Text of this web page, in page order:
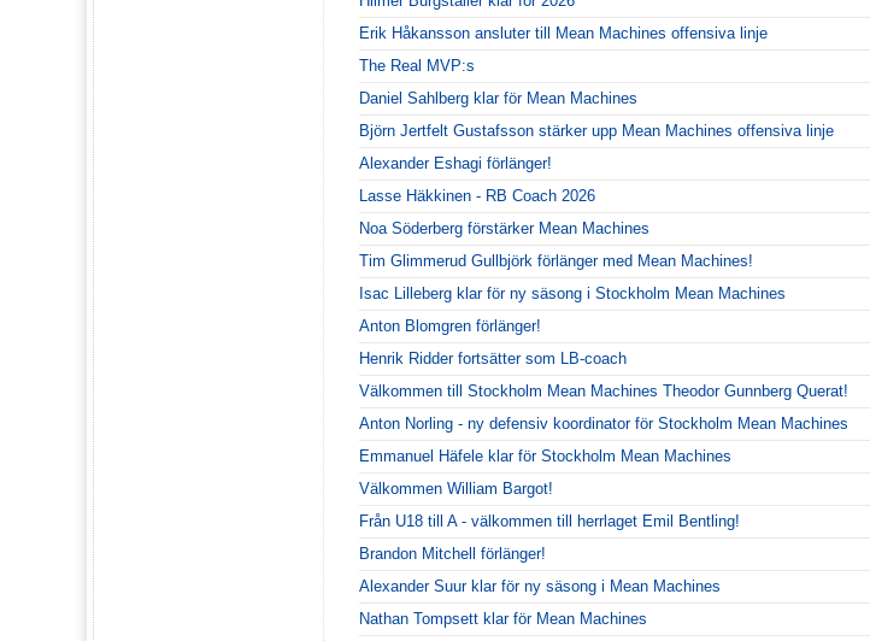
Erik Håkansson ansluter till Mean Machines offensiva linje
The Real MVP:s
Daniel Sahlberg klar för Mean Machines
Björn Jertfelt Gustafsson stärker upp Mean Machines offensiva linje
Alexander Eshagi förlänger!
Lasse Häkkinen - RB Coach 2026
Noa Söderberg förstärker Mean Machines
Tim Glimmerud Gullbjörk förlänger med Mean Machines!
Isac Lilleberg klar för ny säsong i Stockholm Mean Machines
Anton Blomgren förlänger!
Henrik Ridder fortsätter som LB-coach
Välkommen till Stockholm Mean Machines Theodor Gunnberg Querat!
Anton Norling - ny defensiv koordinator för Stockholm Mean Machines
Emmanuel Häfele klar för Stockholm Mean Machines
Välkommen William Bargot!
Från U18 till A - välkommen till herrlaget Emil Bentling!
Brandon Mitchell förlänger!
Alexander Suur klar för ny säsong i Mean Machines
Nathan Tompsett klar för Mean Machines